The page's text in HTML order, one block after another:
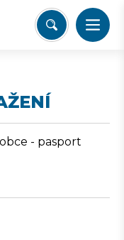
- pasport